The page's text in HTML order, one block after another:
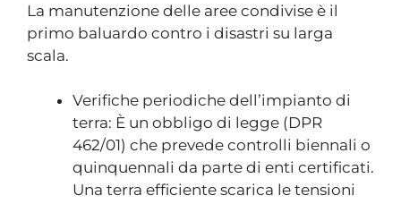
La manutenzione delle aree condivise è il
primo baluardo contro i disastri su larga
scala.
Verifiche periodiche dell’impianto di
terra: È un obbligo di legge (DPR
462/01) che prevede controlli biennali o
quinquennali da parte di enti certificati.
Una terra efficiente scarica le tensioni